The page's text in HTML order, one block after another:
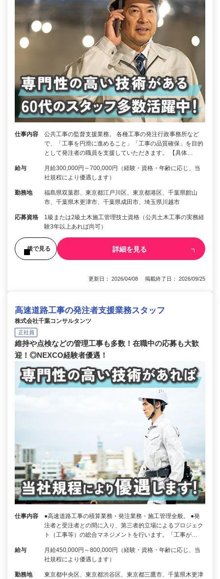
仕事内容
公共工事の監督支援業務。 各種工事の発注行政事務所など
で、「工事を円滑に進めること」「工事の品質確保」を目的
として発注者の職員を支援していただきます。 【具体…
給与
月給300,000円～700,000円（経験・資格・年齢に応じ、当
社規程により優遇します）
勤務地
福島県双葉郡、東京都江戸川区、東京都港区、千葉県館山
市、千葉県木更津市、千葉県成田市、埼玉県川越市
応募資格
1級または2級土木施工管理技士資格（公共土木工事の実務経
験3年以上あれば尚可）
後で見る 詳細を見る
更新日： 2026/04/08 掲載終了日： 2026/09/25
高速道路工事の発注者支援業務スタッフ
株式会社千葉コンサルタンツ
正社員
維持や点検などの管理工事も多数！在職中の応募も大歓
迎！◎NEXCO経験者優遇！
仕事内容
●高速道路工事の積算業務・発注業務・施工管理全般。 ●発
注者と受注者との間に入り、第三者的立場によるプロジェク
ト（工事等）の総合マネジメントを行います。「工事が…
給与
月給450,000円～800,000円（経験・資格・年齢に応じ、当
社規程により優遇します）
勤務地
東京都中央区、東京都渋谷区、東京都三鷹市、千葉県木更津